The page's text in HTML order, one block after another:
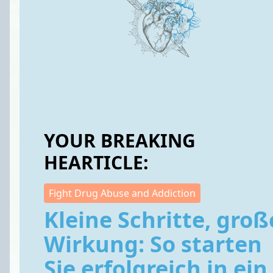
YOUR BREAKING
HEARTICLE:
Fight Drug Abuse and Addiction
Kleine Schritte,
Wirkung: So starten